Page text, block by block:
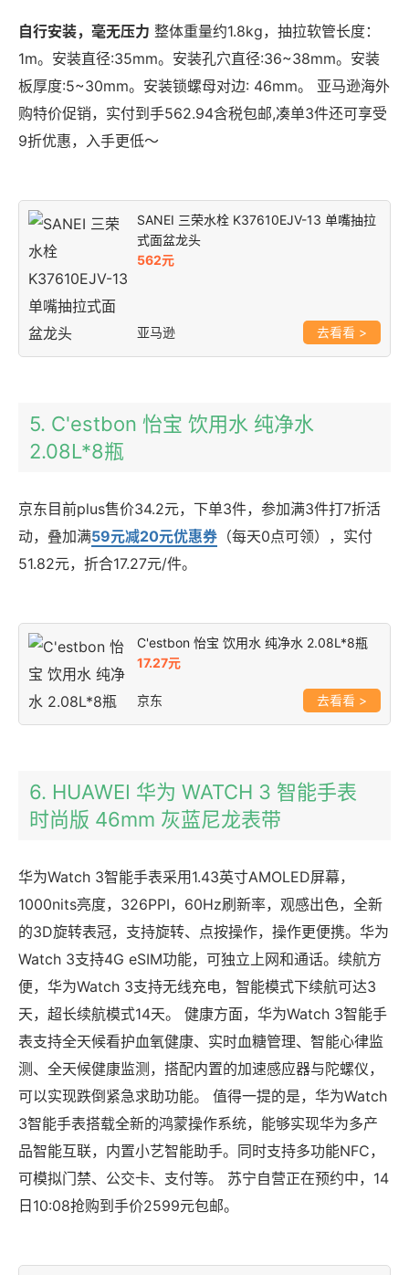
自行安装，毫无压力 整体重量约1.8kg，抽拉软管长度：
1m。安装直径:35mm。安装孔穴直径:36~38mm。安装
板厚度:5~30mm。安装锁螺母对边: 46mm。 亚马逊海外
购特价促销，实付到手562.94含税包邮,凑单3件还可享受
9折优惠，入手更低～
SANEI 三荣水栓 K37610EJV-13 单嘴抽拉
式面盆龙头
562元
亚马逊 >
5. C'estbon 怡宝 饮用水 纯净水
2.08L*8瓶
京东目前plus售价34.2元，下单3件，参加满3件打7折活
动，叠加满59元减20元优惠券 （每天0点可领），实付
51.82元，折合17.27元/件。
C'estbon 怡宝 饮用水 纯净水 2.08L*8瓶
17.27元
京东 >
6. HUAWEI 华为 WATCH 3 智能手表
时尚版 46mm 灰蓝尼龙表带
华为Watch 3智能手表采用1.43英寸AMOLED屏幕，
1000nits亮度，326PPI，60Hz刷新率，观感出色，全新
的3D旋转表冠，支持旋转、点按操作，操作更便携。华为
Watch 3支持4G eSIM功能，可独立上网和通话。续航方
便，华为Watch 3支持无线充电，智能模式下续航可达3
天，超长续航模式14天。 健康方面，华为Watch 3智能手
表支持全天候看护血氧健康、实时血糖管理、智能心律监
测、全天候健康监测，搭配内置的加速感应器与陀螺仪，
可以实现跌倒紧急求助功能。 值得一提的是，华为Watch
3智能手表搭载全新的鸿蒙操作系统，能够实现华为多产
品智能互联，内置小艺智能助手。同时支持多功能NFC，
可模拟门禁、公交卡、支付等。 苏宁自营正在预约中，14
日10:08抢购到手价2599元包邮。